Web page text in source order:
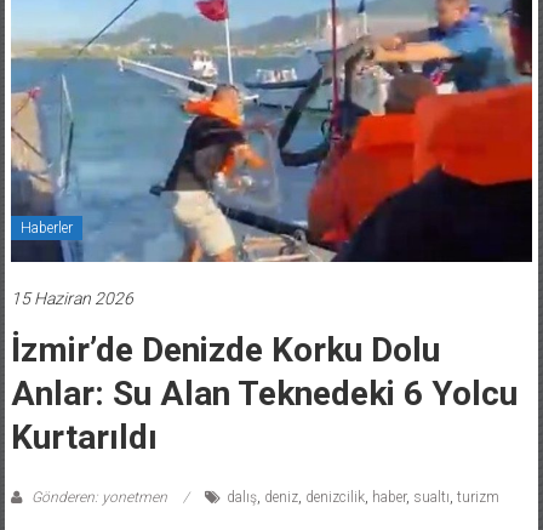
Haberler
15 Haziran 2026
İzmir’de Denizde Korku Dolu
Anlar: Su Alan Teknedeki 6 Yolcu
Kurtarıldı
Gönderen: yonetmen dalış, deniz, denizcilik, haber, sualtı turizm